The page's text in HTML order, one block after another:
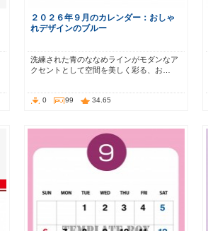
２０２６年９月のカレンダー：おしゃ
れデザインのブルー
洗練された青のななめラインがモダンなア
クセントとして空間を美しく彩る、お…
0 99 34.65